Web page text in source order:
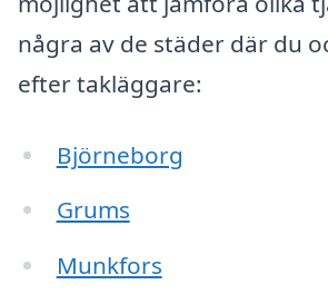
några av de städer där du
efter takläggare:
Björneborg
Grums
Munkfors